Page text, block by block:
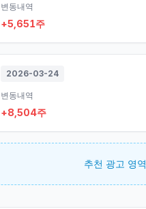
변동내역
+5,651주
2026-03-24
변동내역
+8,504주
추천 광고 영역